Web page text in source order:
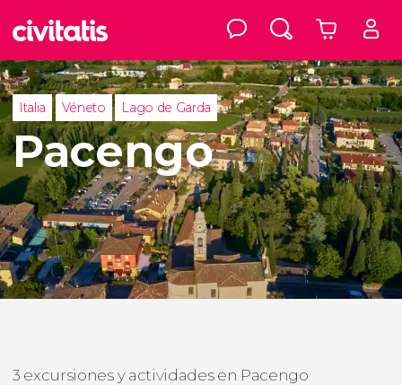
Italia Véneto Lago de Garda
Pacengo
3 excursiones y actividades en Pacengo